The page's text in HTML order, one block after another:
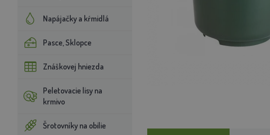
Napájačky a kŕmidlá
Pasce, Sklopce
Znáškovej hniezda
Peletovacie lisy na
krmivo
Šrotovníky na obilie